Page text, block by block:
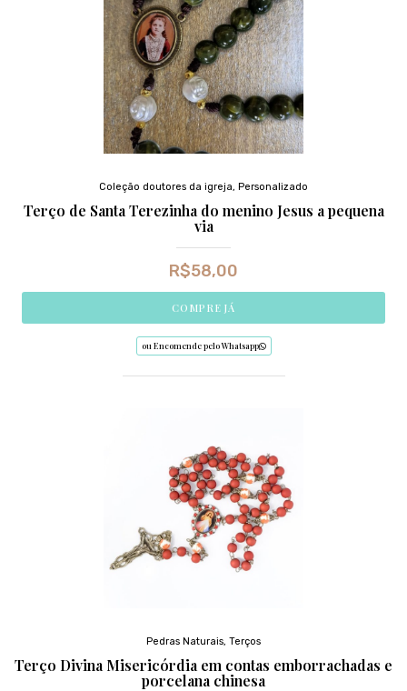
Coleção doutores da igreja, Personalizado
Terço de Santa Terezinha do menino Jesus a pequena
via
R$58,00
COMPRE JÁ
ou Encomende pelo Whatsapp
Pedras Naturais, Terços
Terço Divina Misericórdia em contas emborrachadas e
porcelana chinesa